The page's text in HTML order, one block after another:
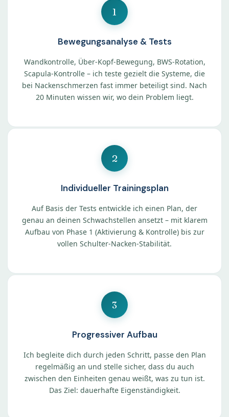
1
Bewegungsanalyse & Tests
Wandkontrolle, Über-Kopf-Bewegung, BWS-Rotation,
Scapula-Kontrolle – ich teste gezielt die Systeme, die
bei Nackenschmerzen fast immer beteiligt sind. Nach
20 Minuten wissen wir, wo dein Problem liegt.
2
Individueller Trainingsplan
Auf Basis der Tests entwickle ich einen Plan, der
genau an deinen Schwachstellen ansetzt – mit klarem
Aufbau von Phase 1 (Aktivierung & Kontrolle) bis zur
vollen Schulter-Nacken-Stabilität.
3
Progressiver Aufbau
Ich begleite dich durch jeden Schritt, passe den Plan
regelmäßig an und stelle sicher, dass du auch
zwischen den Einheiten genau weißt, was zu tun ist.
Das Ziel: dauerhafte Eigenständigkeit.